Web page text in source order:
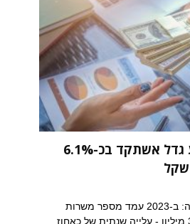
הלמ"ס: השכר הממוצע גדל אשתקד בכ-6.1%
הלשכה המרכזית לסטטיסטיקה: ב-2023 עמד מספר משרות
השכירים הישראלים על 3.983 מיליון - עלייה שנתית של כאחוז